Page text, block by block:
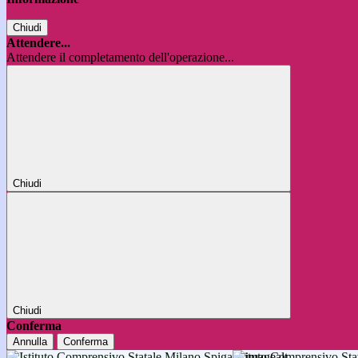
Chiudi
Attendere...
Attendere il completamento dell'operazione...
Chiudi
Chiudi
Conferma
Annulla Conferma